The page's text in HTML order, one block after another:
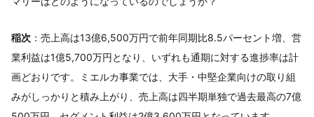
稲次 ：売上高は13億6,500万円で前年同期比8.5パーセント増、営
業利益は1億5,700万円となり、いずれも通期に対する進捗率は計
画どおりです。ミエルカ事業では、大手・中堅企業向けの取り組
みがしっかりと積み上がり、売上高は四半期単独で過去最高の7億